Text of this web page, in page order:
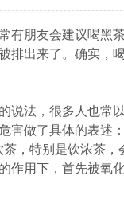
朋友会建议喝黑茶
排出来了。确实，
法，很多人也常以
害做了具体的表
，特别是饮浓茶
作用下，首先被氧